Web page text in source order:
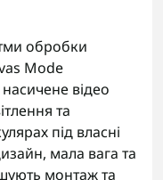
обробки
Mode
відео
та
під власні
мала вага та
монтаж та